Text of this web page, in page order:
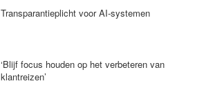
Transparantieplicht voor AI-systemen
‘Blijf focus houden op het verbeteren van
klantreizen’